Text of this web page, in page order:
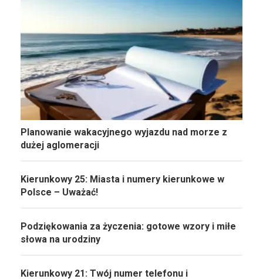
Planowanie wakacyjnego wyjazdu nad morze z
dużej aglomeracji
Kierunkowy 25: Miasta i numery kierunkowe w
Polsce – Uważać!
Podziękowania za życzenia: gotowe wzory i miłe
słowa na urodziny
Kierunkowy 21: Twój numer telefonu i